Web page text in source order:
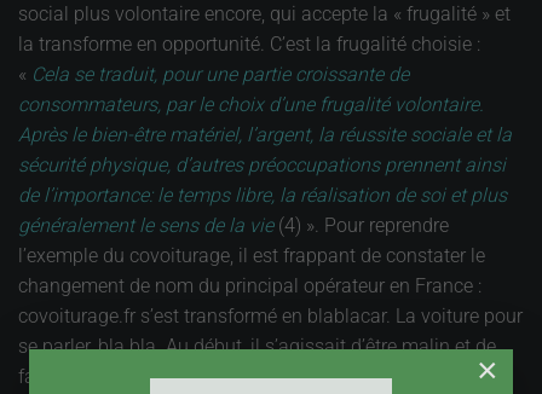
social plus volontaire encore, qui accepte la « frugalité » et
la transforme en opportunité. C’est la frugalité choisie :
« Cela se traduit, pour une partie croissante de
consommateurs, par le choix d’une frugalité volontaire.
Après le bien-être matériel, l’argent, la réussite sociale et la
sécurité physique, d’autres préoccupations prennent ainsi
de l’importance: le temps libre, la réalisation de soi et plus
généralement le sens de la vie (4) ». Pour reprendre
l’exemple du covoiturage, il est frappant de constater le
changement de nom du principal opérateur en France :
covoiturage.fr s’est transformé en blablacar. La voiture pour
se parler, bla bla. Au début, il s’agissait d’être malin et de
faire des économies ; aujourd’hui, c’est aussi une manière
×